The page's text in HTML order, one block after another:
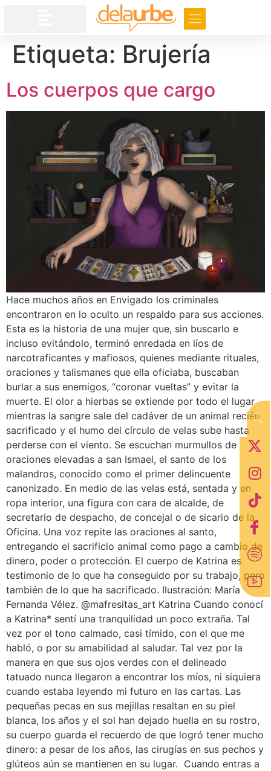
Etiqueta: Brujería
Los cuerpos que cargo
Hace muchos años en Envigado los criminales
encontraron en lo oculto un respaldo para sus acciones.
Esta es la historia de una mujer que, sin buscarlo e
incluso evitándolo, terminó enredada en líos de
narcotraficantes y mafiosos, quienes mediante rituales,
oraciones y talismanes que ella oficiaba, buscaban
burlar a sus enemigos, “coronar vueltas” y evitar la
muerte. El olor a hierbas se extiende por todo el lugar
mientras la sangre sale del cadáver de un animal recién
sacrificado y el humo del círculo de velas sube hasta
perderse con el viento. Se escuchan murmullos de
oraciones elevadas a san Ismael, el santo de los
malandros, conocido como el primer delincuente
canonizado. En medio de las velas está, sentada y en
ropa interior, una figura con cara de alcalde, de
secretario de despacho, de concejal o de sicario de la
Oficina. Una voz repite las oraciones al santo,
entregando el sacrificio animal como pago a cambio de
dinero, poder o protección. El cuerpo de Katrina es
testimonio de lo que ha conseguido por su trabajo, pero
también de lo que ha sacrificado. Ilustración: María
Fernanda Vélez. @mafresitas_art Katrina Cuando conocí
a Katrina* sentí una tranquilidad un poco extraña. Tal
vez por el tono calmado, casi tímido, con el que me
habló, o por su amabilidad al saludar. Tal vez por la
manera en que sus ojos verdes con el delineado
tatuado nunca llegaron a encontrar los míos, ni siquiera
cuando estaba leyendo mi futuro en las cartas. Las
pequeñas pecas en sus mejillas resaltan en su piel
blanca, los años y el sol han dejado huella en su rostro,
su cuerpo guarda el recuerdo de que logró tener mucho
dinero: a pesar de los años, las cirugías en sus pechos y
glúteos aún se mantienen en su lugar. Cuando entras a